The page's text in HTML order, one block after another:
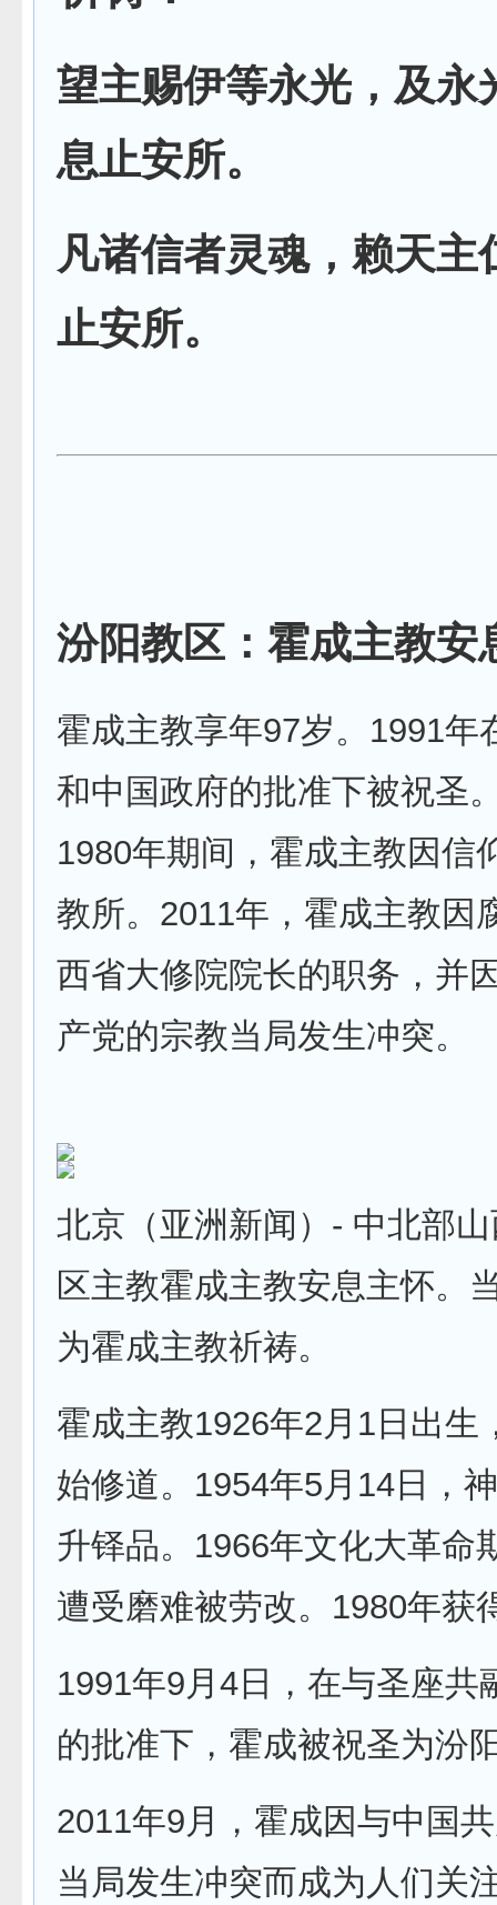
望主赐伊等永光，及永
息止安所。
凡诸信者灵魂， 赖天主
止安所。
汾阳教区：霍成主教安
霍成主教享年97岁。1991年
和中国政府的批准下被祝圣
1980年期间，霍成主教因信
教所。2011年，霍成主教因
西省大修院院长的职务，并
产党的宗教当局发生冲突。
北京（亚洲新闻）- 中北部
区主教霍成主教安息主怀。
为霍成主教祈祷。
霍成主教1926年2月1日出生
始修道。1954年5月14日，
升铎品。1966年文化大革命
遭受磨难被劳改。1980年获
1991年9月4日，在与圣座共
的批准下，霍成被祝圣为汾
2011年9月，霍成因与中国
当局发生冲突而成为人们关